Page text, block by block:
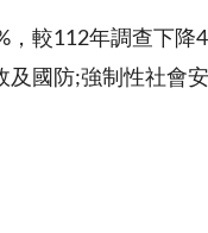
較112年調查下降
國防;強制性社會